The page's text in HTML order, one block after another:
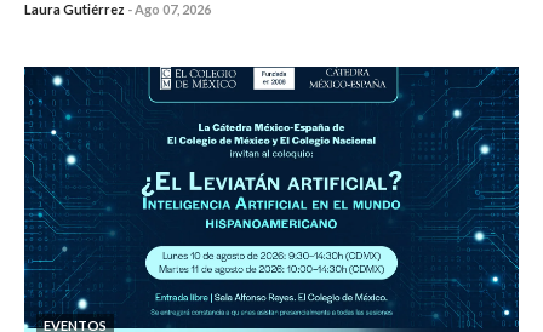
Laura Gutiérrez -Ago 07, 2026
EVENTOS